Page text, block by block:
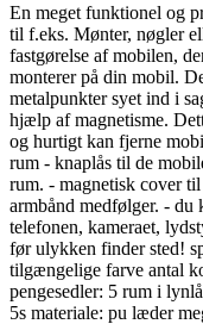
En meget funktionel og
til f.eks. Mønter, nøgler
fastgørelse af mobilen,
monterer på din mobil.
metalpunkter syet ind i
hjælp af magnetisme.
og hurtigt kan fjerne
rum - knaplås til de
rum. - magnetisk cover
armbånd medfølger. - du
telefonen, kameraet,
før ulykken finder sted!
tilgængelige farve antal
pengesedler: 5 rum i
5s materiale: pu læder